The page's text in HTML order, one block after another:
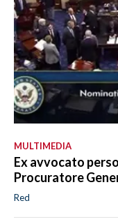
MULTIMEDIA
Ex avvocato
Procuratore
Red